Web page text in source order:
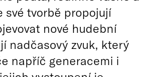
své tvorbě propojují
nové hudební
nadčasový zvuk, který
napříč generacemi i